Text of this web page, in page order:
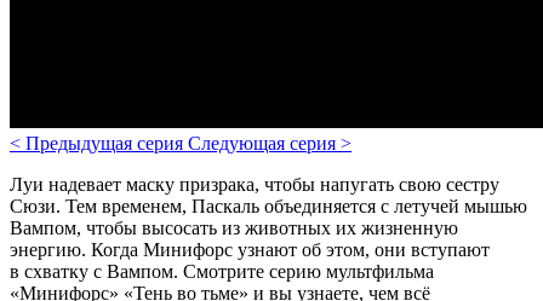
< Предыдущая серия Следующая серия >
Луи надевает маску призрака, чтобы напугать свою сестру
Сюзи. Тем временем, Паскаль объединяется с летучей мышью
Вампом, чтобы высосать из животных их жизненную
энергию. Когда Минифорс узнают об этом, они вступают
в схватку с Вампом. Смотрите серию мультфильма
«Минифорс» «Тень во тьме» и вы узнаете, чем всё